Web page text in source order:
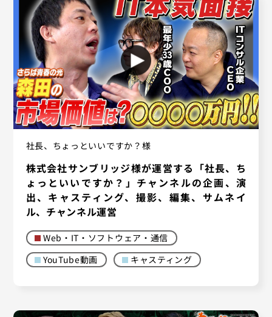
社長、ちょっといいですか？様
株式会社サンブリッジ様が運営する「社長、ち
ょっといいですか？」チャンネルの企画、演
出、キャスティング、撮影、編集、サムネイ
ル、チャンネル運営
Web・IT・ソフトウェア・通信
YouTube動画
キャスティング